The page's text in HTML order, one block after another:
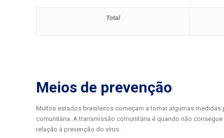
Total
Meios de prevenção
Muitos estados brasileiros começam a tomar algumas
comunitária. A transmissão comunitária é quando não
relação à prevenção do vírus.